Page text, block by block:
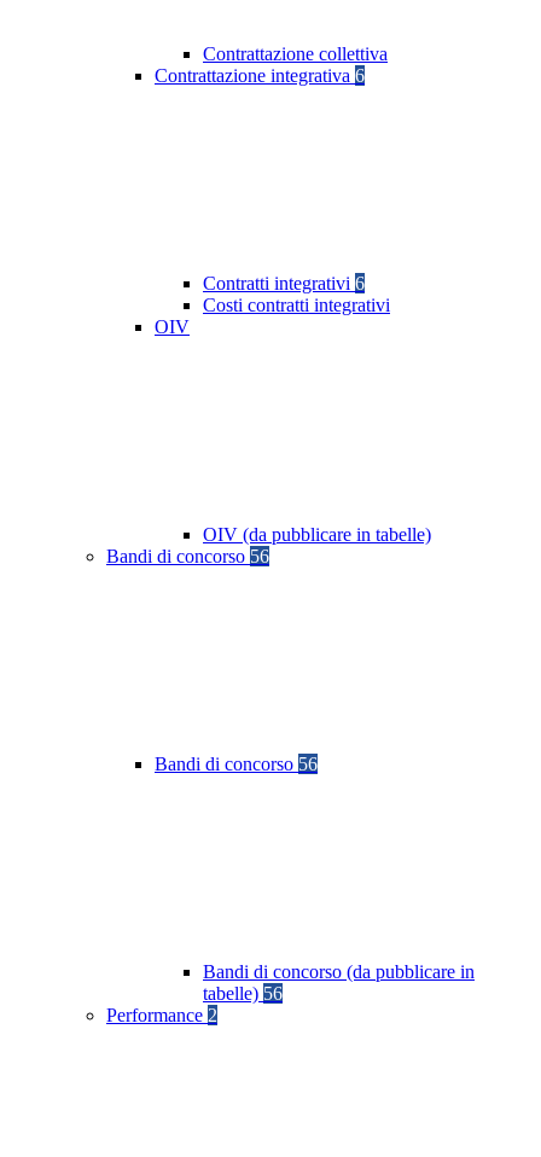
Contrattazione collettiva
Contrattazione integrativa 6
Contratti integrativi 6
Costi contratti integrativi
OIV
OIV (da pubblicare in tabelle)
Bandi di concorso 56
Bandi di concorso 56
Bandi di concorso (da pubblicare in
tabelle) 56
Performance 2